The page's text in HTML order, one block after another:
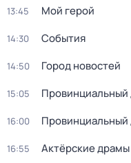
13:45 Мой герой
14:30 События
14:50 Город новостей
15:05 Провинциальный
16:00 Провинциальный
16:55 Актёрские драмы